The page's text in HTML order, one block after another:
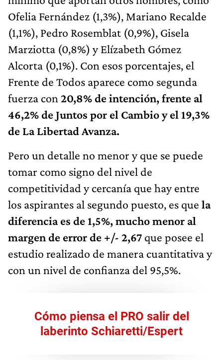
Ofelia Fernández (1,3%), Mariano Recalde
(1,1%), Pedro Rosemblat (0,9%), Gisela
Marziotta (0,8%) y Elízabeth Gómez
Alcorta (0,1%). Con esos porcentajes, el
Frente de Todos aparece como segunda
fuerza con 20,8% de intención, frente al
46,2% de Juntos por el Cambio y el 19,3%
de La Libertad Avanza.
Pero un detalle no menor y que se puede
tomar como signo del nivel de
competitividad y cercanía que hay entre
los aspirantes al segundo puesto, es que la
diferencia es de 1,5%, mucho menor al
margen de error de +/- 2,67 que posee el
estudio realizado de manera cuantitativa y
con un nivel de confianza del 95,5%.
Cómo piensa el PRO salir del
laberinto Schiaretti/Espert